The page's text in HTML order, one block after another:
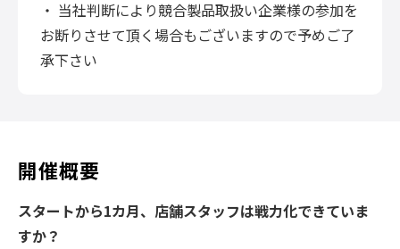
開催概要
スタートから1カ月、店舗スタッフは戦力化できていま
すか？
・ 当社判断により競合製品取扱い企業様の参加を
お断りさせて頂く場合もございますので予めご了
承下さい